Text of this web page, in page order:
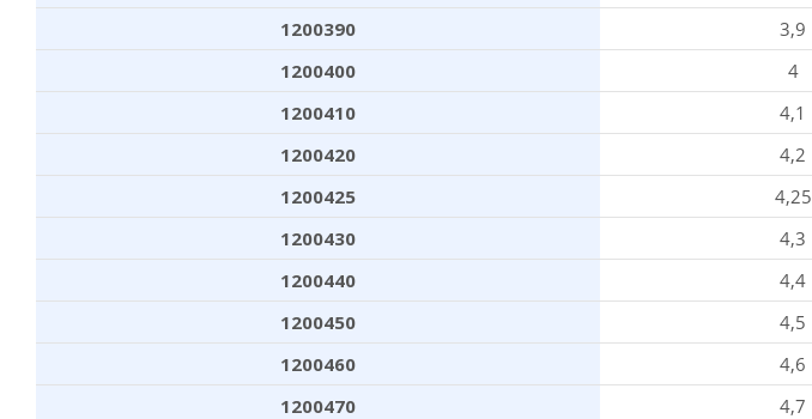
1200390
3,9
1200400
4
1200410
4,1
1200420
4,2
1200425
4,25
1200430
4,3
1200440
4,4
1200450
4,5
1200460
4,6
1200470
4,7